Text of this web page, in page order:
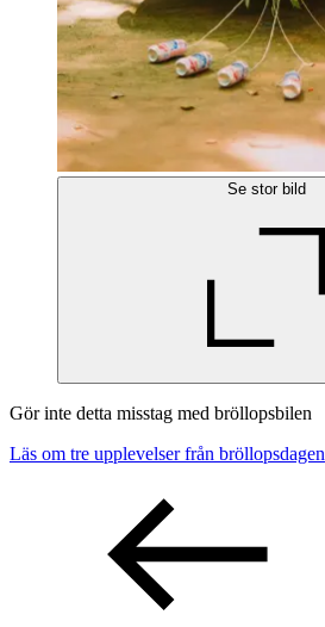
Se stor bild
Gör inte detta misstag med bröllopsbilen
Läs om tre upplevelser från bröllopsdagen